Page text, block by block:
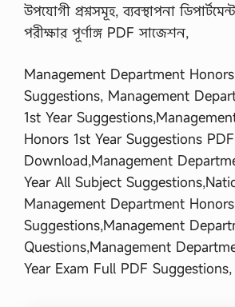
উপযোগী প্রশ্নসমূহ, ব্যবস্থাপনা
পরীক্ষার পূর্ণাঙ্গ PDF সাজেশন,
Management Department
Suggestions, Management
1st Year
Honors 1st Year Suggestions
Download,Management
Year All Subject
Management Department
Suggestions,Management
Questions,Management
Year Exam Full PDF Suggestions,